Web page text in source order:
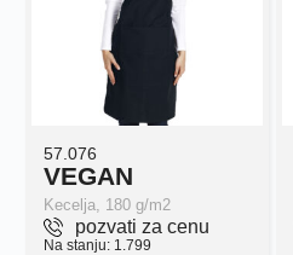
57.076
VEGAN
Kecelja, 180 g/m2
pozvati za cenu
Na stanju: 1.799